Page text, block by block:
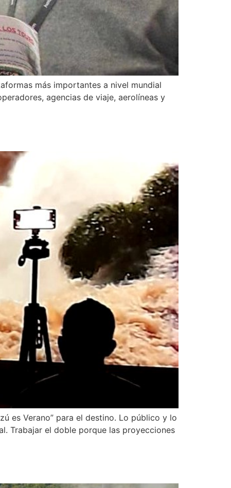
más importantes a nivel mundial
agencias de viaje, aerolíneas y
es Verano” para el destino. Lo público y lo
Trabajar el doble porque las proyecciones